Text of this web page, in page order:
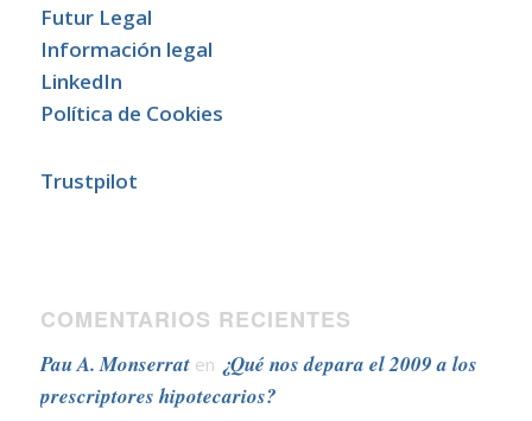
Futur Legal
Información legal
LinkedIn
Política de Cookies
Trustpilot
COMENTARIOS RECIENTES
Pau A. Monserraten ¿Qué nos depara el 2009 a los
prescriptores hipotecarios?